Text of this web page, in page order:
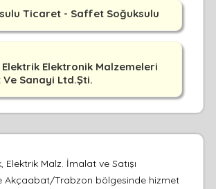
Ticaret - Saffet Soğuksulu
Elektrik Elektronik Malzemeleri
Sanayi Ltd.Şti.
Elektrik Malz. İmalat ve Satışı
Akçaabat/Trabzon bölgesinde hizmet